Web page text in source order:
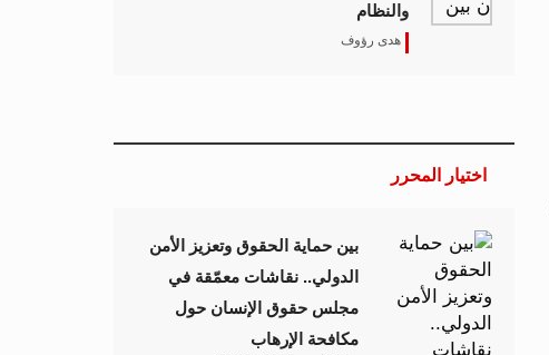
والنظام
هدى رؤوف
اختيار المحرر
بين حماية الحقوق وتعزيز الأمن
الدولي.. نقاشات معمّقة في
مجلس حقوق الإنسان حول
مكافحة الإرهاب